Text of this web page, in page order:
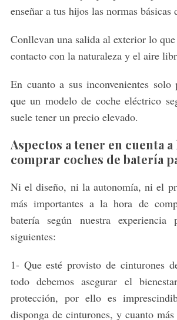
enseñar a tus hijos las normas básicas
Conllevan una salida al exterior lo
contacto con la naturaleza y el aire
En cuanto a sus inconvenientes solo
que un modelo de coche eléctrico
suele tener un precio elevado.
Aspectos a tener en cuenta a
comprar coches de batería
Ni el diseño, ni la autonomía, ni el
más importantes a la hora de
batería según nuestra experiencia
siguientes:
1- Que esté provisto de cinturones
todo debemos asegurar el
protección, por ello es
disponga de cinturones, y cuanto